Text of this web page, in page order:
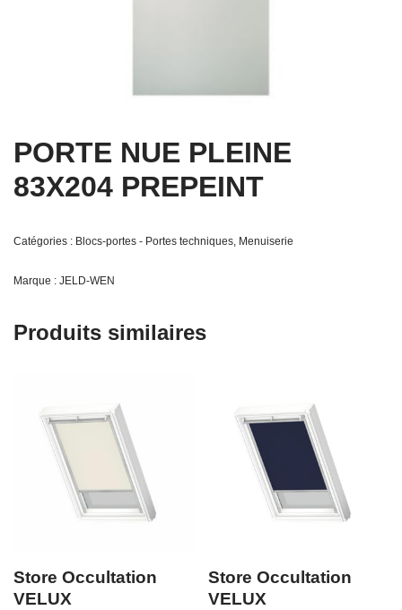
PORTE NUE PLEINE
83X204 PREPEINT
Catégories : Blocs-portes - Portes techniques, Menuiserie
Marque : JELD-WEN
Produits similaires
Store Occultation
VELUX
Store Occultation
VELUX